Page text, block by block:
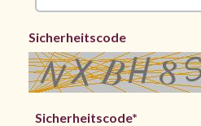
Sicherheitscode
Sicherheitscode*